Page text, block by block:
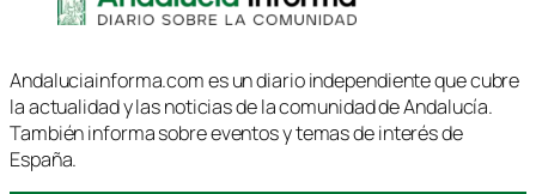
Andaluciainforma.com es un diario independiente que cubre
la actualidad y las noticias de la comunidad de Andalucía.
También informa sobre eventos y temas de interés de
España.